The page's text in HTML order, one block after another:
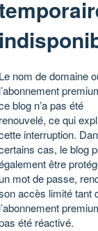
Le nom de domaine
l’abonnement
blog n’a pas été
renouvelé, ce qui
interruption.
cas, le blog
être
un mot de passe,
accès limité tant
l’abonnement
été réactivé.